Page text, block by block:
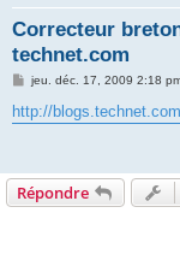
Correcteur
technet.com
M
s
s
jeu. déc. 17, 2009 2:18
http://
Répondre